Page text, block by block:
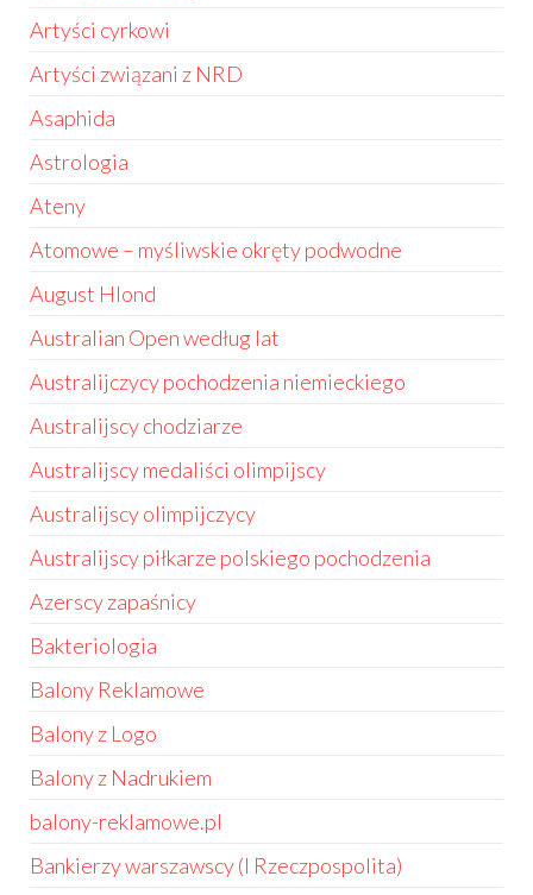
Artyści cyrkowi
Artyści związani z NRD
Asaphida
Astrologia
Ateny
Atomowe – myśliwskie okręty podwodne
August Hlond
Australian Open według lat
Australijczycy pochodzenia niemieckiego
Australijscy chodziarze
Australijscy medaliści olimpijscy
Australijscy olimpijczycy
Australijscy piłkarze polskiego pochodzenia
Azerscy zapaśnicy
Bakteriologia
Balony Reklamowe
Balony z Logo
Balony z Nadrukiem
balony-reklamowe.pl
Bankierzy warszawscy (I Rzeczpospolita)